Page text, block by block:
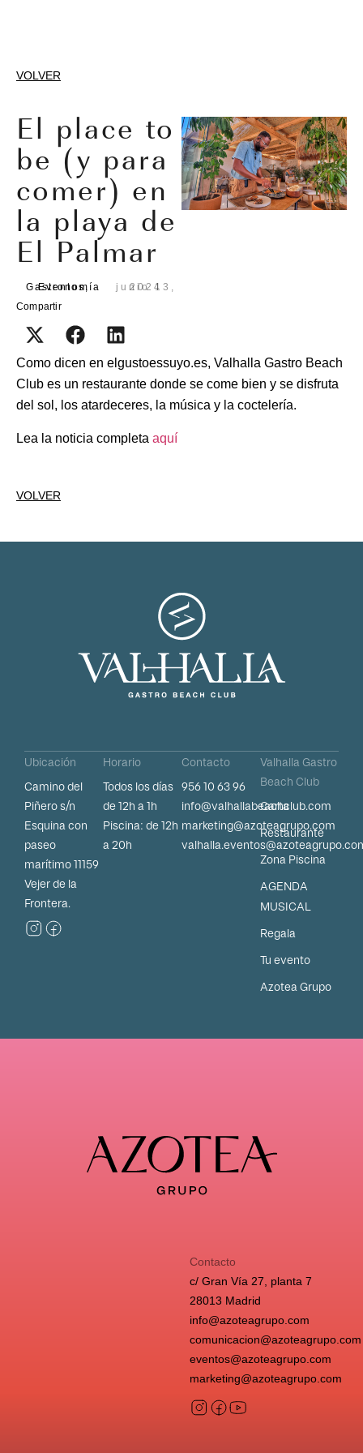
VOLVER
El place to
be (y para
comer) en
la playa de
El Palmar
Eventos,
Gastronomía
junio 13, 2024
Compartir
Como dicen en elgustoessuyo.es, Valhalla Gastro Beach
Club es un restaurante donde se come bien y se disfruta
del sol, los atardeceres, la música y la coctelería.
Lea la noticia completa aquí
VOLVER
Ubicación
Camino del
Piñero s/n
Esquina con
paseo
marítimo 11159
Vejer de la
Frontera.
Horario
Todos los días
de 12h a 1h
Piscina: de 12h
a 20h
Contacto
956 10 63 96
info@valhallabeachclub.com
marketing@azoteagrupo.com
Valhalla Gastro
Beach Club
Carta
Restaurante
Zona Piscina
AGENDA
MUSICAL
Regala
Tu evento
Azotea Grupo
Contacto
c/ Gran Vía 27, planta 7
28013 Madrid
info@azoteagrupo.com
comunicacion@azoteagrupo.com
eventos@azoteagrupo.com
marketing@azoteagrupo.com